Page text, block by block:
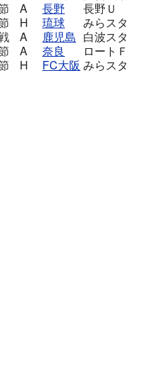
A 長野
長野Ｕ
H 琉球
みらスタ
A 鹿児島 白波スタ
A 奈良
ロートＦ
H FC大阪 みらスタ